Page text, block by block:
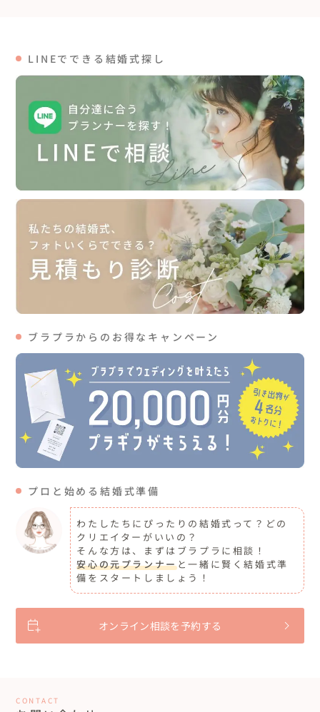
LINEでできる結婚式探し
ブラプラからのお得なキャンペーン
プロと始める結婚式準備
わたしたちにぴったりの結婚式って？どの
クリエイターがいいの？
そんな方は、まずはブラプラに相談！
安心の元プランナーと一緒に賢く結婚式準
備をスタートしましょう！
オンライン相談を予約する
CONTACT